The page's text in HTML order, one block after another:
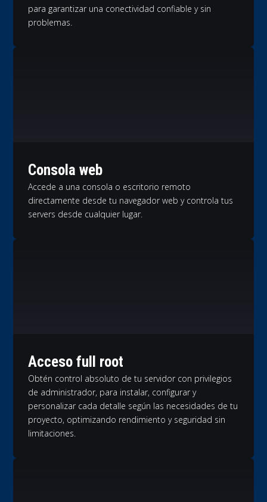
para garantizar una conectividad confiable y sin
problemas.
Consola web
Accede a una consola o escritorio remoto
directamente desde tu navegador web y controla tus
servers desde cualquier lugar.
Acceso full root
Obtén control absoluto de tu servidor con privilegios
de administrador, para instalar, configurar y
personalizar cada detalle según las necesidades de tu
proyecto, optimizando rendimiento y seguridad sin
limitaciones.